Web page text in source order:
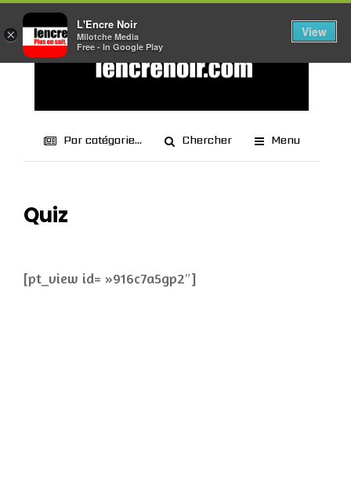
Par catégorie... Chercher Menu
Quiz
[pt_view id= »916c7a5gp2″]
×
L'Encre Noir
Milotche Media
Free - In Google Play
View